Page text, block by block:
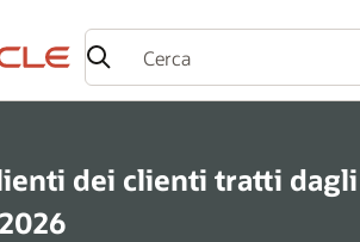
dei clienti tratti